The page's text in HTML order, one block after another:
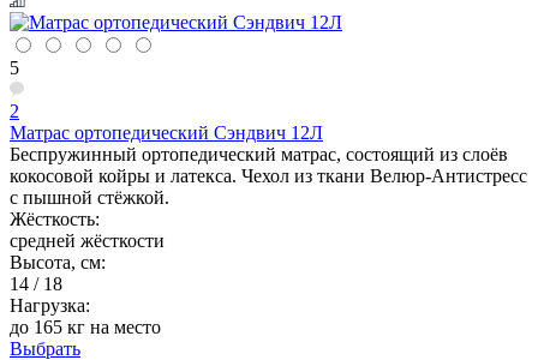
5
2
Матрас ортопедический Сэндвич 12Л
Беспружинный ортопедический матрас, состоящий из слоёв
кокосовой койры и латекса. Чехол из ткани Велюр-Антистресс
с пышной стёжкой.
Жёсткость:
средней жёсткости
Высота, см:
14 / 18
Нагрузка:
до 165 кг на место
Выбрать